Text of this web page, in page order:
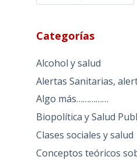
Categorías
Alcohol y salud
Alertas Sanitarias,
Algo más……………
Biopolítica y Salud
Clases sociales y salud
Conceptos teóricos